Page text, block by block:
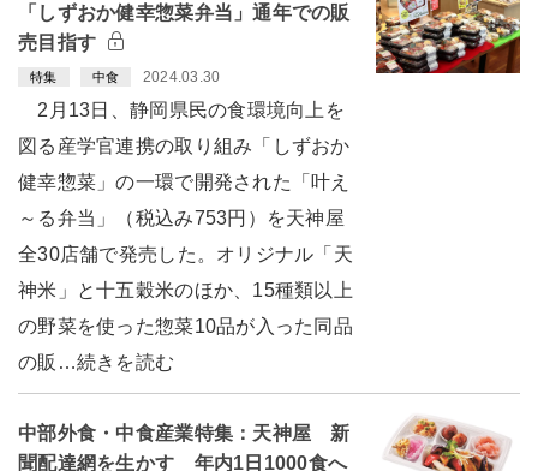
「しずおか健幸惣菜弁当」通年での販
売目指す
特集 中食 2024.03.30
2月13日、静岡県民の食環境向上を
図る産学官連携の取り組み「しずおか
健幸惣菜」の一環で開発された「叶え
～る弁当」（税込み753円）を天神屋
全30店舗で発売した。オリジナル「天
神米」と十五穀米のほか、15種類以上
の野菜を使った惣菜10品が入った同品
の販…続きを読む
中部外食・中食産業特集：天神屋 新
聞配達網を生かす 年内1日1000食へ